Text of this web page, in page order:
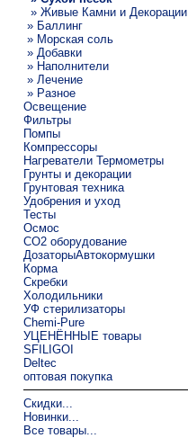
» Живые Камни и Декорации
» Баллинг
» Морская соль
» Добавки
» Наполнители
» Лечение
» Разное
Освещение
Фильтры
Помпы
Компрессоры
Нагреватели Термометры
Грунты и декорации
Грунтовая техника
Удобрения и уход
Тесты
Осмос
CO2 оборудование
ДозаторыАвтокормушки
Корма
Скребки
Холодильники
УФ стерилизаторы
Chemi-Pure
УЦЕНЁННЫЕ товары
SFILIGOI
Deltec
оптовая покупка
Скидки...
Новинки...
Все товары...